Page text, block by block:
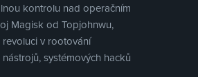
kontrolu nad operačním
Magisk od Topjohnwu,
v rootování
systémových hacků